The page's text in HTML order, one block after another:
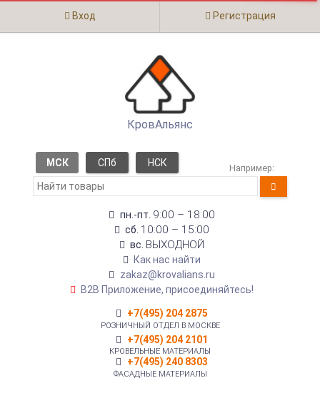
Вход Регистрация
КровАльянс
МСК СПб НСК Например:
пн.-пт. 9:00 – 18:00
сб. 10:00 – 15:00
вс. ВЫХОДНОЙ
Как нас найти
zakaz@krovalians.ru
B2B Приложение, присоединяйтесь!
+7(495) 204 2875
РОЗНИЧНЫЙ ОТДЕЛ В МОСКВЕ
+7(495) 204 2101
КРОВЕЛЬНЫЕ МАТЕРИАЛЫ
+7(495) 240 8303
ФАСАДНЫЕ МАТЕРИАЛЫ